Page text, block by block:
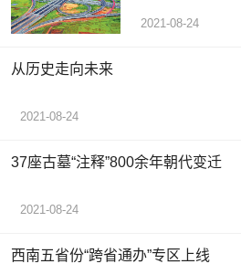
2021-08-24
从历史走向未来
2021-08-24
37座古墓“注释”800余年朝代变迁
2021-08-24
西南五省份“跨省通办”专区上线